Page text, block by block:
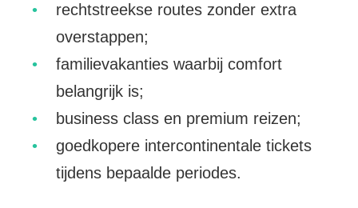
rechtstreekse routes zonder extra
overstappen;
familievakanties waarbij comfort
belangrijk is;
business class en premium reizen;
goedkopere intercontinentale tickets
tijdens bepaalde periodes.